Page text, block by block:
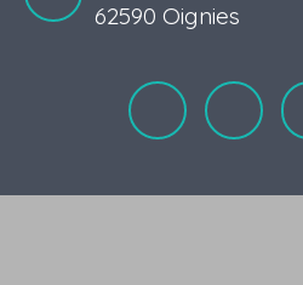
62590 Oignies